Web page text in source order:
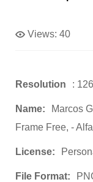
Views: 40
Resolution :
Name:
Marcos
Frame Free, -
License:
File Format: